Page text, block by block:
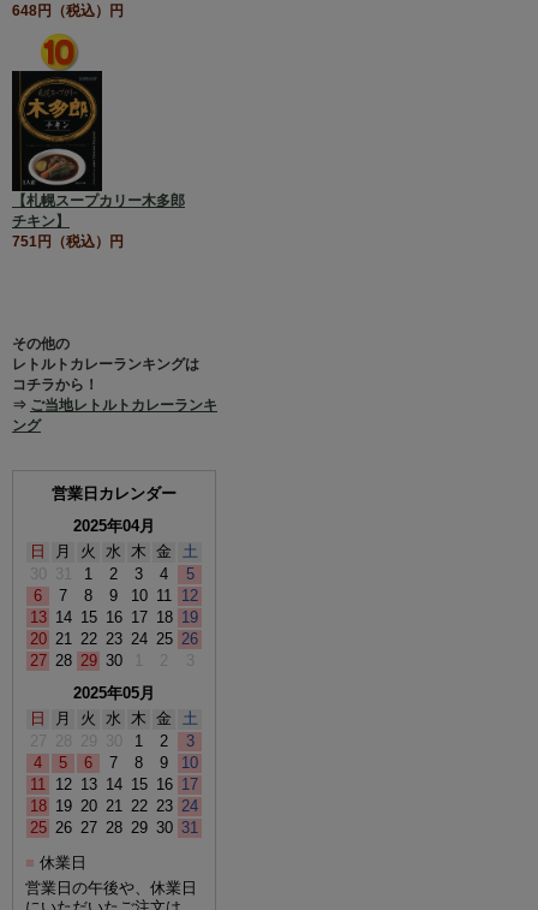
648円（税込）円
【札幌スープカリー木多郎
チキン】
751円（税込）円
その他の
レトルトカレーランキングは
コチラから！
⇒ ご当地レトルトカレーランキ
ング
営業日カレンダー
2025年04月
日
月 火 水 木 金
土
30
31 1 2 3 4
5
6
7 8 9 10 11 12
13 14 15 16 17 18 19
20 21 22 23 24 25 26
27 28 29 30 1 2
3
2025年05月
日
月 火 水 木 金
土
27 28 29 30 1 2
3
4
5 6 7 8 9
10
11 12 13 14 15 16 17
18 19 20 21 22 23 24
25 26 27 28 29 30 31
■ 休業日
営業日の午後や、休業日